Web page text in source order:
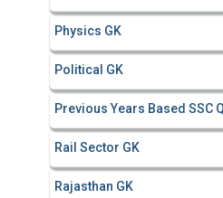
Physics GK
Political GK
Previous Years Based SSC
Rail Sector GK
Rajasthan GK